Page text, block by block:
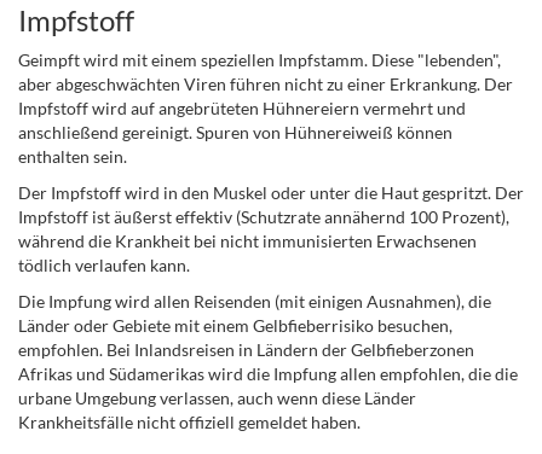
Impfstoff
Geimpft wird mit einem speziellen Impfstamm. Diese "lebenden",
aber abgeschwächten Viren führen nicht zu einer Erkrankung. Der
Impfstoff wird auf angebrüteten Hühnereiern vermehrt und
anschließend gereinigt. Spuren von Hühnereiweiß können
enthalten sein.
Der Impfstoff wird in den Muskel oder unter die Haut gespritzt. Der
Impfstoff ist äußerst effektiv (Schutzrate annähernd 100 Prozent),
während die Krankheit bei nicht immunisierten Erwachsenen
tödlich verlaufen kann.
Die Impfung wird allen Reisenden (mit einigen Ausnahmen), die
Länder oder Gebiete mit einem Gelbfieberrisiko besuchen,
empfohlen. Bei Inlandsreisen in Ländern der Gelbfieberzonen
Afrikas und Südamerikas wird die Impfung allen empfohlen, die die
urbane Umgebung verlassen, auch wenn diese Länder
Krankheitsfälle nicht offiziell gemeldet haben.